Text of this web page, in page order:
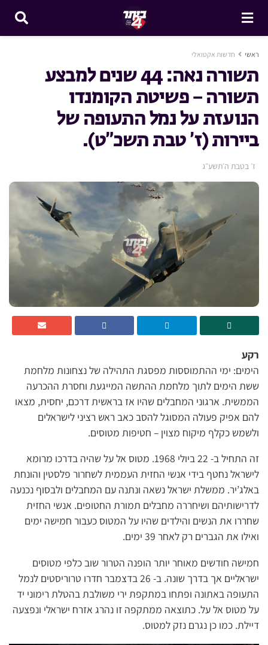
ראשי חדשות אקטואלי
תשורה נאה: 44 שנים למבצע
תשורה – פשיטת הקומנדו
הנועזת על נמל התעופה של
ביירות (ז’ טבת תשכ”ט).
ז׳ בטבת ה׳תשע״ג
רקע
הימים: ימי ההתמוססות מפסגת התהילה של נצחונות מלחמת
ששת הימים לתוך מלחמת ההתשה המייגעת וחסרת ההכרעה
הממשית. ארגוני המחבלים שהיו אז בראשית דרכם, יחסית, מצאו
להם אפיק פעולה המסוגל להסב כאב ראש רציני לישראלים
ולשמש כקלף מיקוח מצוין – חטיפות מטוסים.
זה התחיל ב- 22 ביולי 1968. מטוס אל על שהיה בדרכו מרומא
לישראל נחטף בידי אנשי החזית העממית לשחרור פלסטין והונחת
באלג’יר. ממשלת ישראל נשאה ונתנה עם המחבלים ולבסוף נכנעה
לדרישותיהם ושיחררה מחבלים תמורת החטופים. אנשי החזית
שחררו את הנשים והילדים שהיו על המטוס כעבור חמישה ימים
ואילו את הגברים רק לאחר 39 ימים.
חמישה חודשים מאוחר יותר הופנה הטרור שוב כלפי מטוסים
ישראליים אך בדרך שונה. ב- 26 בדצמבר חדרו טרוריסטים לנמל
התעופה באתונה ופתחו במתקפת ירי משולבת בהטלת רימוני יד
על מטוס אל על. כתוצאה ממתקפה זו נהרג אזרח ישראלי ונפצעה
דיילת. כמו כן נגרם נזק למטוס.